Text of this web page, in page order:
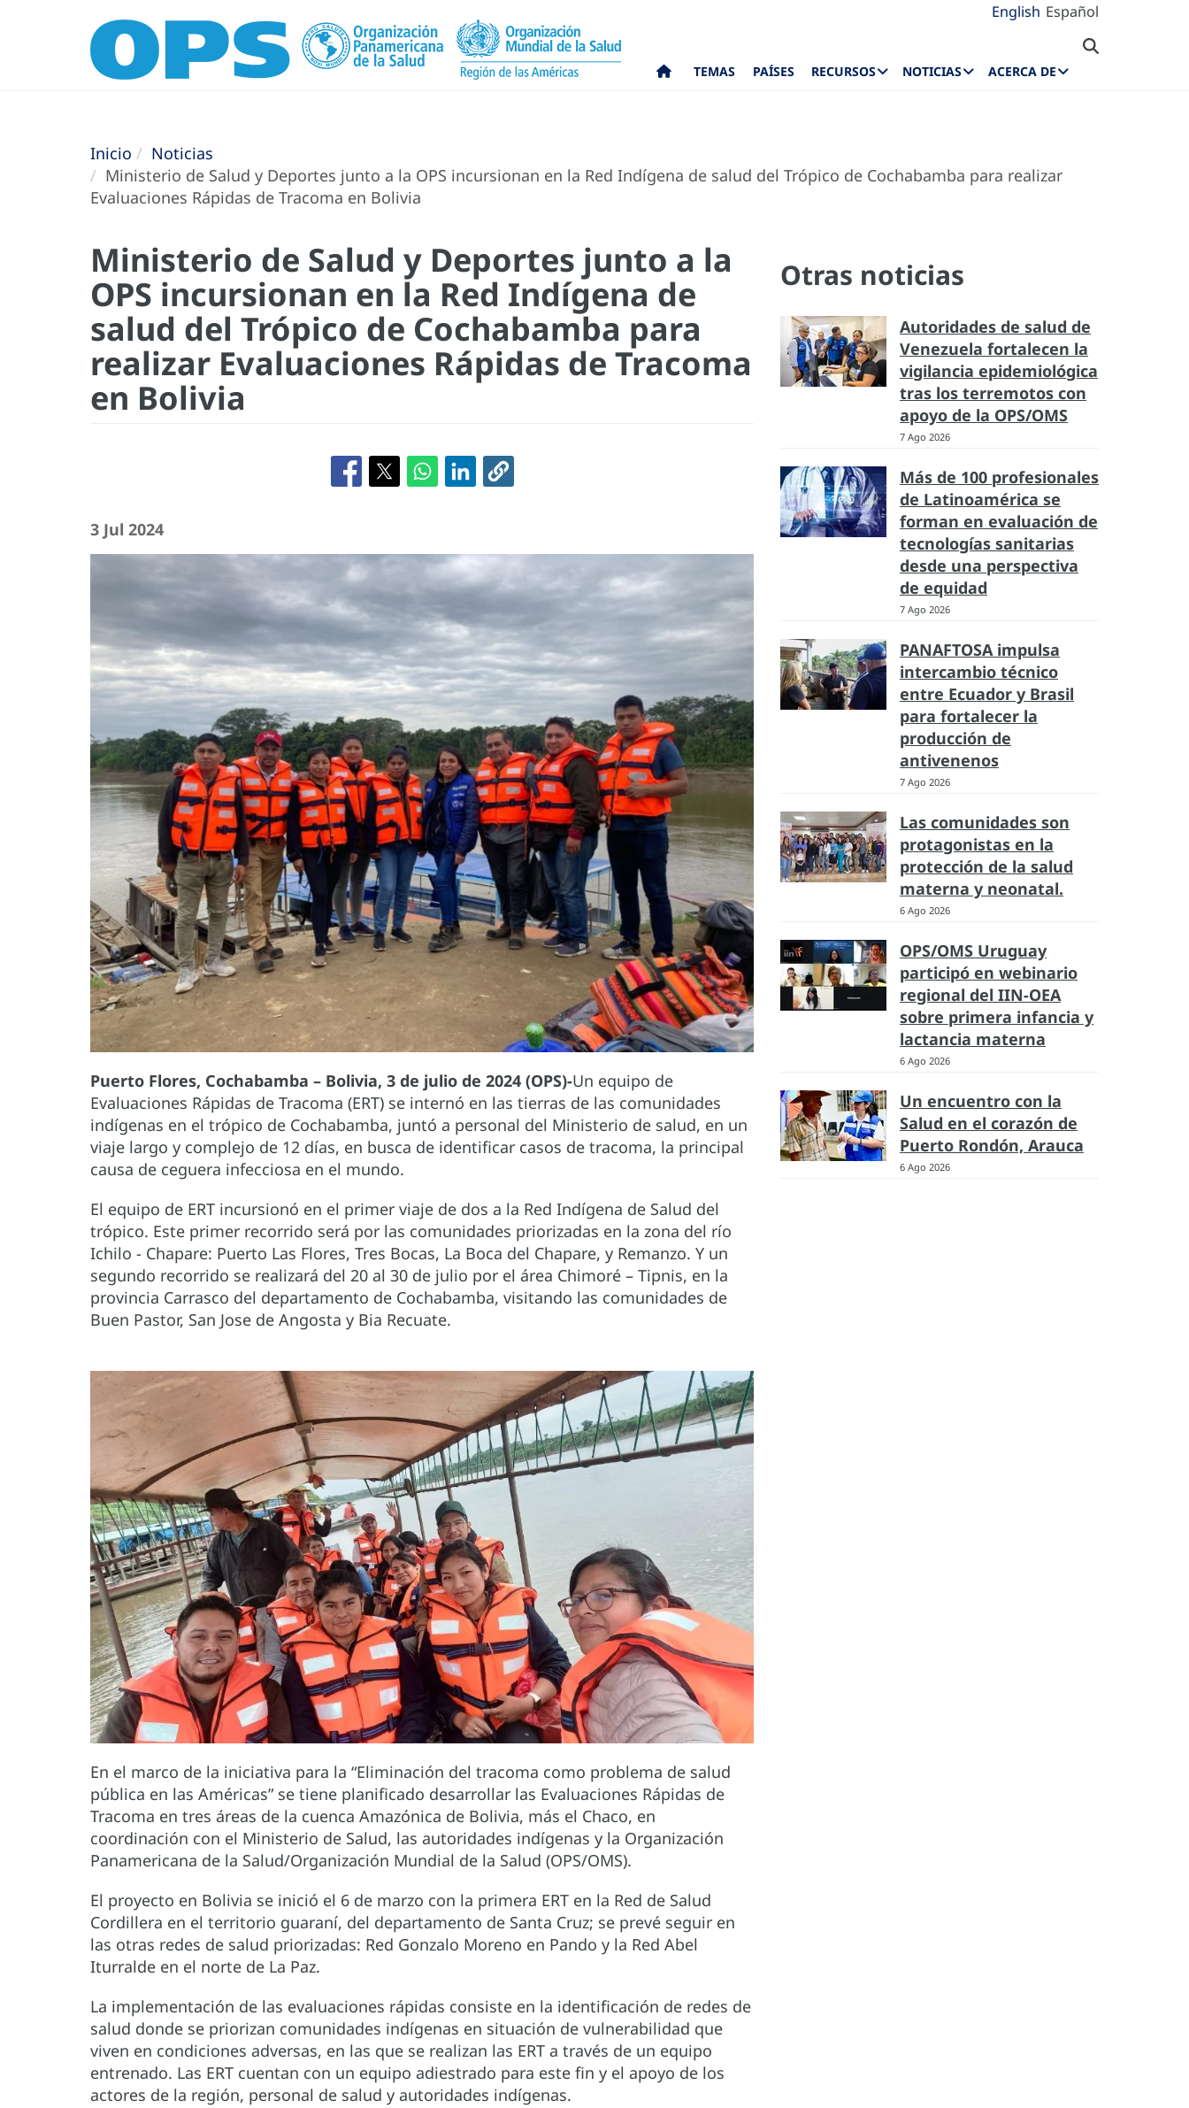
English Español
TEMAS PAÍSES RECURSOS NOTICIAS ACERCA DE
Inicio
Noticias
Ministerio de Salud y Deportes junto a la OPS incursionan en la Red Indígena de salud del Trópico de Cochabamba para realizar
Evaluaciones Rápidas de Tracoma en Bolivia
Ministerio de Salud y Deportes junto a la
OPS incursionan en la Red Indígena de
salud del Trópico de Cochabamba para
realizar Evaluaciones Rápidas de Tracoma
en Bolivia
3 Jul 2024
Puerto Flores, Cochabamba – Bolivia, 3 de julio de 2024 (OPS)-Un equipo de
Evaluaciones Rápidas de Tracoma (ERT) se internó en las tierras de las comunidades
indígenas en el trópico de Cochabamba, juntó a personal del Ministerio de salud, en un
viaje largo y complejo de 12 días, en busca de identificar casos de tracoma, la principal
causa de ceguera infecciosa en el mundo.
El equipo de ERT incursionó en el primer viaje de dos a la Red Indígena de Salud del
trópico. Este primer recorrido será por las comunidades priorizadas en la zona del río
Ichilo - Chapare: Puerto Las Flores, Tres Bocas, La Boca del Chapare, y Remanzo. Y un
segundo recorrido se realizará del 20 al 30 de julio por el área Chimoré – Tipnis, en la
provincia Carrasco del departamento de Cochabamba, visitando las comunidades de
Buen Pastor, San Jose de Angosta y Bia Recuate.
En el marco de la iniciativa para la “Eliminación del tracoma como problema de salud
pública en las Américas” se tiene planificado desarrollar las Evaluaciones Rápidas de
Tracoma en tres áreas de la cuenca Amazónica de Bolivia, más el Chaco, en
coordinación con el Ministerio de Salud, las autoridades indígenas y la Organización
Panamericana de la Salud/Organización Mundial de la Salud (OPS/OMS).
El proyecto en Bolivia se inició el 6 de marzo con la primera ERT en la Red de Salud
Cordillera en el territorio guaraní, del departamento de Santa Cruz; se prevé seguir en
las otras redes de salud priorizadas: Red Gonzalo Moreno en Pando y la Red Abel
Iturralde en el norte de La Paz.
La implementación de las evaluaciones rápidas consiste en la identificación de redes de
salud donde se priorizan comunidades indígenas en situación de vulnerabilidad que
viven en condiciones adversas, en las que se realizan las ERT a través de un equipo
entrenado. Las ERT cuentan con un equipo adiestrado para este fin y el apoyo de los
actores de la región, personal de salud y autoridades indígenas.
Otras noticias
Autoridades de salud de
Venezuela fortalecen la
vigilancia epidemiológica
tras los terremotos con
apoyo de la OPS/OMS
7 Ago 2026
Más de 100 profesionales
de Latinoamérica se
forman en evaluación de
tecnologías sanitarias
desde una perspectiva
de equidad
7 Ago 2026
PANAFTOSA impulsa
intercambio técnico
entre Ecuador y Brasil
para fortalecer la
producción de
antivenenos
7 Ago 2026
Las comunidades son
protagonistas en la
protección de la salud
materna y neonatal.
6 Ago 2026
OPS/OMS Uruguay
participó en webinario
regional del IIN-OEA
sobre primera infancia y
lactancia materna
6 Ago 2026
Un encuentro con la
Salud en el corazón de
Puerto Rondón, Arauca
6 Ago 2026